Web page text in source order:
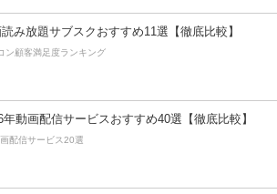
み放題サブスクおすすめ11選【徹底比較】
ン顧客満足度ランキング
年動画配信サービスおすすめ40選【徹底比較】
配信サービス20選